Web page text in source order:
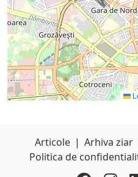
Articole | Arhiva ziar
Politica de